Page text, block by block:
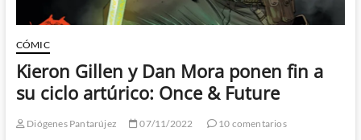
CÓMIC
Kieron Gillen y Dan Mora ponen fin a
su ciclo artúrico: Once & Future
Diógenes Pantarújez 07/11/2022
10 comentarios